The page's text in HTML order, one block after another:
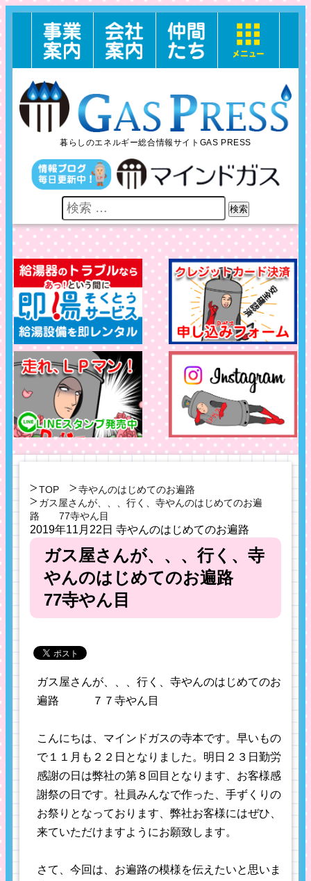
暮らしのエネルギー総合情報サイトGAS PRESS
検索
TOP
寺やんのはじめてのお遍路
ガス屋さんが、、、行く、寺やんのはじめてのお遍
路 77寺やん目
2019年11月22日 寺やんのはじめてのお遍路
ガス屋さんが、、、行く、寺
やんのはじめてのお遍路
77寺やん目
ガス屋さんが、、、行く、寺やんのはじめてのお
遍路 ７７寺やん目
こんにちは、マインドガスの寺本です。早いもの
で１１月も２２日となりました。明日２３日勤労
感謝の日は弊社の第８回目となります、お客様感
謝祭の日です。社員みんなで作った、手ずくりの
お祭りとなっております、弊社お客様にはぜひ、
来ていただけますようにお願致します。
さて、今回は、お遍路の模様を伝えたいと思いま